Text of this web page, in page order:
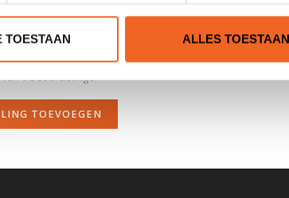
TOESTAAN ALLES TOESTAAN
0 beoordelingen
TOEVOEGEN